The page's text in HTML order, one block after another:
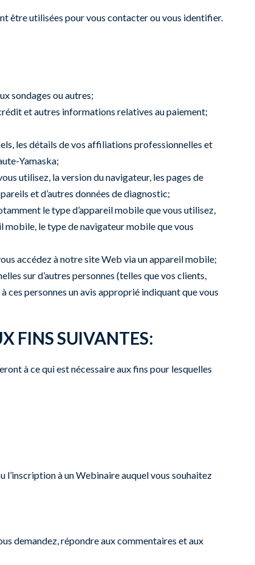
être utilisées pour vous contacter ou vous identifier.
sondages ou autres;
et autres informations relatives au paiement;
les détails de vos affiliations professionnelles et
Yamaska;
utilisez, la version du navigateur, les pages de
et d’autres données de diagnostic;
le type d’appareil mobile que vous utilisez,
mobile, le type de navigateur mobile que vous
accédez à notre site Web via un appareil mobile;
sur d’autres personnes (telles que vos clients,
personnes un avis approprié indiquant que vous
FINS SUIVANTES:
à ce qui est nécessaire aux fins pour lesquelles
à un Webinaire auquel vous souhaitez
demandez, répondre aux commentaires et aux